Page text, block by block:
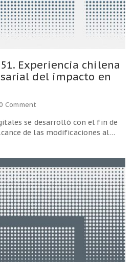
Experiencia chilena
del impacto en
Comment
se desarrolló con el fin de
de las modificaciones al…